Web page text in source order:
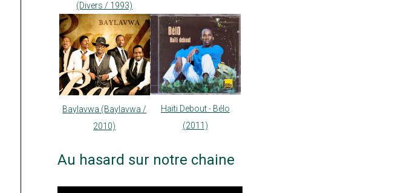
(Divers / 1993)
Baylavwa (Baylavwa /
2010)
Haïti Debout - Bélo
(2011)
Au hasard sur notre chaine